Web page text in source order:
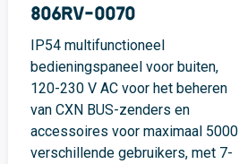
806RV-0070
IP54 multifunctioneel
bedieningspaneel voor buiten,
120-230 V AC voor het beheren
van CXN BUS-zenders en
accessoires voor maximaal 5000
verschillende gebruikers, met 7-